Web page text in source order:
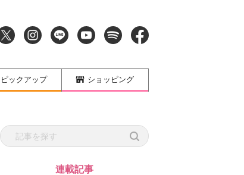
ピックアップ ショッピング
連載記事